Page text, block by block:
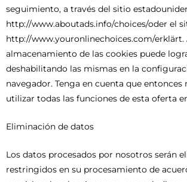
seguimiento, a través del sitio
http://www.aboutads.info/choices/oder el
http://www.youronlinechoices.com/erklärt.
almacenamiento de las cookies puede
deshabilitando las mismas en la
navegador. Tenga en cuenta que entonces
utilizar todas las funciones de esta oferta
Eliminación de datos
Los datos procesados por nosotros serán
restringidos en su procesamiento de